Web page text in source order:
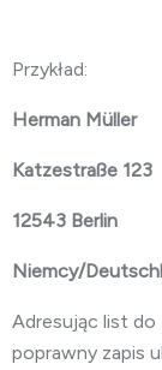
Przykład:
Herman Müller
Katzestraße 123
12543 Berlin
Niemcy/
Adresując list do
poprawny zapis